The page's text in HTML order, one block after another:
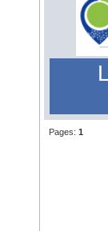
Pages: 1